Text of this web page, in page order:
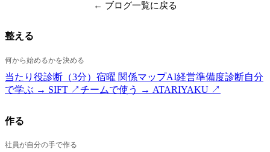
← ブログ一覧に戻る
整える
何から始めるかを決める
当たり役診断（3分） 宿曜 関係マップAI経営準備度診断自分
で学ぶ → SIFT ↗チームで使う → ATARIYAKU ↗
作る
社員が自分の手で作る